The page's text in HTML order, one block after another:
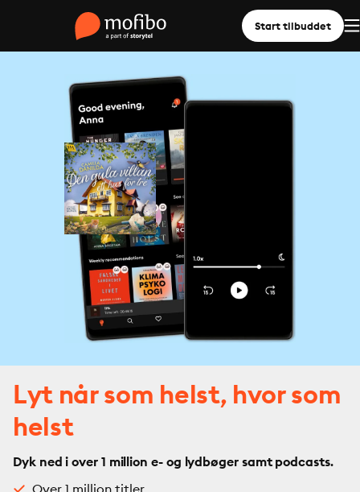
Start tilbuddet
Lyt når som helst, hvor som
helst
Dyk ned i over 1 million e- og lydbøger samt podcasts.
Over 1 million titler